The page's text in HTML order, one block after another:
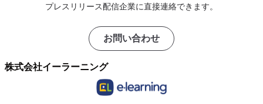
プレスリリース配信企業に直接連絡できます。
お問い合わせ
株式会社イーラーニング